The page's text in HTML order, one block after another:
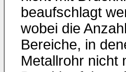
beaufschlagt
wobei die
Bereiche, in
Metallrohr nicht